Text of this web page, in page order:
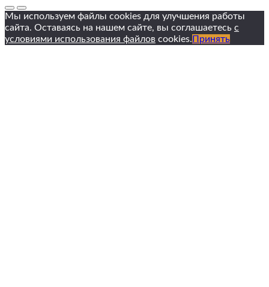
Мы используем файлы cookies для улучшения работы
сайта. Оставаясь на нашем сайте, вы соглашаетесь с
условиями использования файлов cookies. Принять